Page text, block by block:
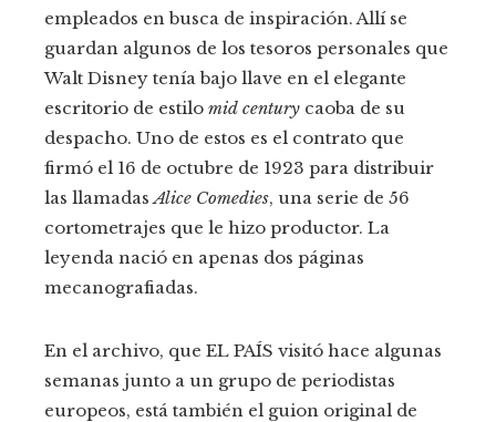
empleados en busca de inspiración. Allí se
guardan algunos de los tesoros personales que
Walt Disney tenía bajo llave en el elegante
escritorio de estilo mid century caoba de su
despacho. Uno de estos es el contrato que
firmó el 16 de octubre de 1923 para distribuir
las llamadas Alice Comedies, una serie de 56
cortometrajes que le hizo productor. La
leyenda nació en apenas dos páginas
mecanografiadas.
En el archivo, que EL PAÍS visitó hace algunas
semanas junto a un grupo de periodistas
europeos, está también el guion original de